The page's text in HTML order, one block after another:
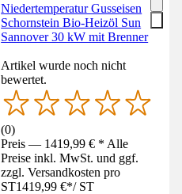
Niedertemperatur Gusseisen
Schornstein Bio-Heizöl Sun
Sannover 30 kW mit Brenner
Artikel wurde noch nicht
bewertet.
(0)
Preis — 1419,99 € * Alle
Preise inkl. MwSt. und ggf.
zzgl. Versandkosten pro
ST1419,99 €*/ ST